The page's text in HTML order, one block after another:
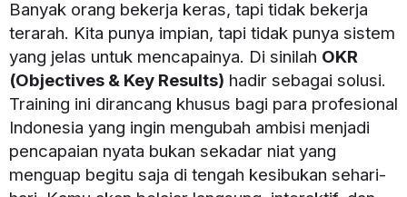
Banyak orang bekerja keras, tapi tidak bekerja
terarah. Kita punya impian, tapi tidak punya sistem
yang jelas untuk mencapainya. Di sinilah OKR
(Objectives & Key Results) hadir sebagai solusi.
Training ini dirancang khusus bagi para profesional
Indonesia yang ingin mengubah ambisi menjadi
pencapaian nyata bukan sekadar niat yang
menguap begitu saja di tengah kesibukan sehari-